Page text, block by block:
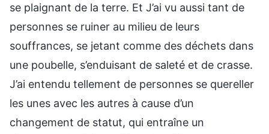
se plaignant de la terre. Et J’ai vu aussi tant de
personnes se ruiner au milieu de leurs
souffrances, se jetant comme des déchets dans
une poubelle, s’enduisant de saleté et de crasse.
J’ai entendu tellement de personnes se quereller
les unes avec les autres à cause d’un
changement de statut, qui entraîne un